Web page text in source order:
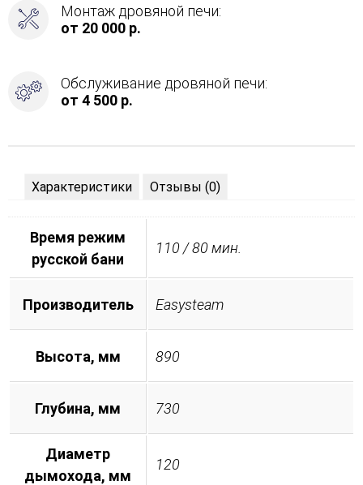
Монтаж дровяной печи:
от 20 000 р.
Обслуживание дровяной печи:
от 4 500 р.
Характеристики Отзывы (0)
Время режим
русской бани
110 / 80 мин.
Производитель Easysteam
Высота, мм 890
Глубина, мм 730
Диаметр
дымохода, мм
120